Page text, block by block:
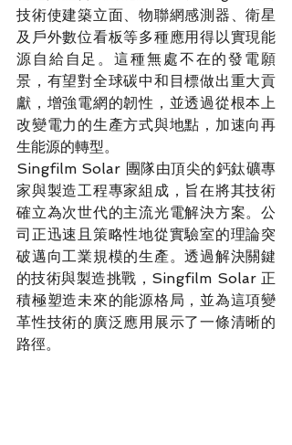
技術使建築立面、物聯網感測器、衛星
及戶外數位看板等多種應用得以實現能
源自給自足。這種無處不在的發電願
景，有望對全球碳中和目標做出重大貢
獻，增強電網的韌性，並透過從根本上
改變電力的生產方式與地點，加速向再
生能源的轉型。
Singfilm Solar 團隊由頂尖的鈣鈦礦專
家與製造工程專家組成，旨在將其技術
確立為次世代的主流光電解決方案。公
司正迅速且策略性地從實驗室的理論突
破邁向工業規模的生產。透過解決關鍵
的技術與製造挑戰，Singfilm Solar 正
積極塑造未來的能源格局，並為這項變
革性技術的廣泛應用展示了一條清晰的
路徑。